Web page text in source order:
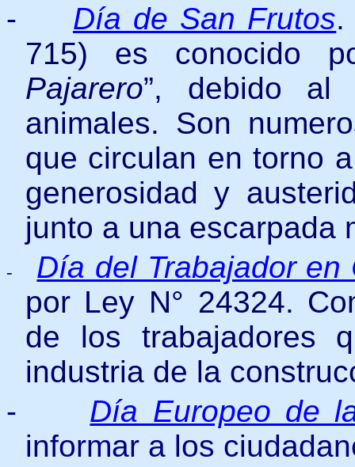
-
Día de San Frutos
715) es conocido
Pajarero”, debido al
animales. Son
que circulan en torno
generosidad y
junto a una escarpada
- Día del Trabajador en
por Ley N° 24324.
de los trabajadores
industria de la
-
Día Europeo de
informar a los